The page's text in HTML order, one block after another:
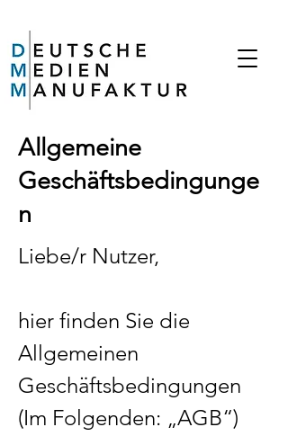
Allgemeine
Geschäftsbedingunge
n
​Liebe/r Nutzer,
hier finden Sie die
Allgemeinen
Geschäftsbedingungen
(Im Folgenden: „AGB“)